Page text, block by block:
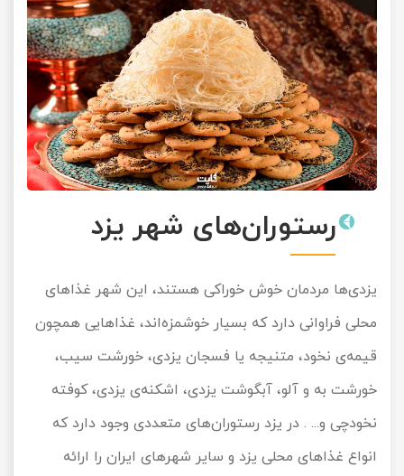
رستوران‌های شهر یزد
یزدی‌ها مردمان خوش خوراکی هستند، این شهر غذاهای
محلی فراوانی دارد که بسیار خوشمزه‌اند، غذاهایی همچون
قیمه‌ی نخود، متنیجه یا فسجان یزدی، خورشت سیب،
خورشت به و آلو، آبگوشت یزدی، اشکنه‌ی یزدی، کوفته
نخودچی و... . در یزد رستوران‌های متعددی وجود دارد که
انواع غذاهای محلی یزد و سایر شهرهای ایران را ارائه